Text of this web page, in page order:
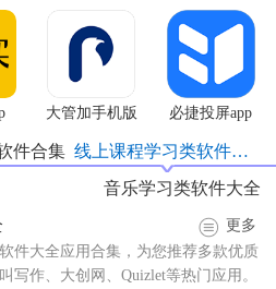
版
大管加手机版 必捷投屏app
线上课程学习类软件大全
件合集
音乐学习类软件大全
更多
件大全应用合集，为您推荐多款优质
写作、大创网、Quizlet等热门应用。